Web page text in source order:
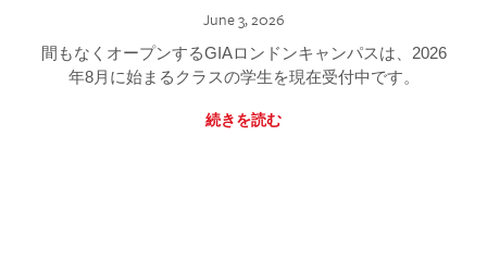
June 3, 2026
間もなくオープンするGIAロンドンキャンパスは、2026
年8月に始まるクラスの学生を現在受付中です。
続きを読む